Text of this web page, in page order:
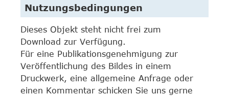
Nutzungsbedingungen
Dieses Objekt steht nicht frei zum
Download zur Verfügung.
Für eine Publikationsgenehmigung zur
Veröffentlichung des Bildes in einem
Druckwerk, eine allgemeine Anfrage oder
einen Kommentar schicken Sie uns gerne